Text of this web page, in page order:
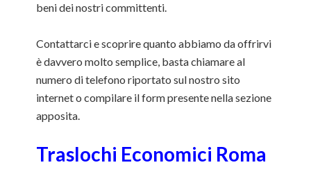
beni dei nostri committenti.
Contattarci e scoprire quanto abbiamo da offrirvi
è davvero molto semplice, basta chiamare al
numero di telefono riportato sul nostro sito
internet o compilare il form presente nella sezione
apposita.
Traslochi Economici Roma